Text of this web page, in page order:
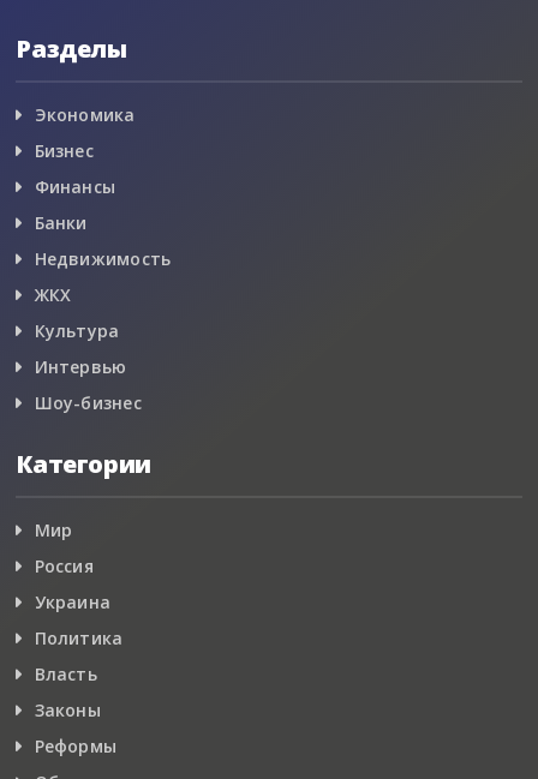
Разделы
Экономика
Бизнес
Финансы
Банки
Недвижимость
ЖКХ
Культура
Интервью
Шоу-бизнес
Категории
Мир
Россия
Украина
Политика
Власть
Законы
Реформы